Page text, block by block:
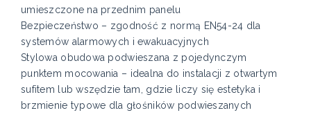
umieszczone na przednim panelu
Bezpieczeństwo – zgodność z normą EN54-24 dla
systemów alarmowych i ewakuacyjnych
Stylowa obudowa podwieszana z pojedynczym
punktem mocowania – idealna do instalacji z otwartym
sufitem lub wszędzie tam, gdzie liczy się estetyka i
brzmienie typowe dla głośników podwieszanych